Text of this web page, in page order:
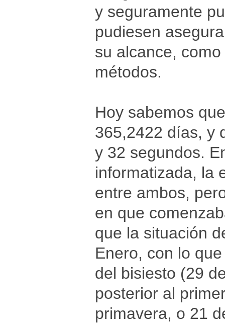
y seguramente
pudiesen
su alcance,
métodos.
Hoy sabemos
365,2422 días, y
y 32 segundos.
informatizada, la
entre ambos,
en que
que la situación
Enero, con lo
del bisiesto (29
posterior al
primavera, o 21